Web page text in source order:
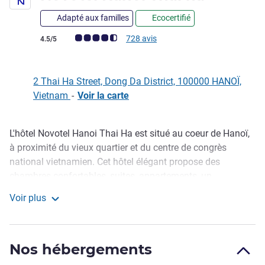
Adapté aux familles Ecocertifié
Note Avis clients (Note ALL)
4.5/5 728 avis
2 Thai Ha Street, Dong Da District, 100000 HANOÏ,
Vietnam - Voir la carte
Description
L'hôtel Novotel Hanoi Thai Ha est situé au coeur de Hanoï,
à proximité du vieux quartier et du centre de congrès
national vietnamien. Cet hôtel élégant propose des
bar, bar à la piscine, un salon Premier, 5 salles de réunion
L'hôtel est situé à deux pas des principales attractions
Voir plus
Nos hébergements